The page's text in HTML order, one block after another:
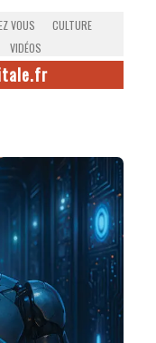
VOUS
CULTURE
VIDÉOS